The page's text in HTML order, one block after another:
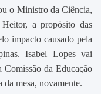
o Ministro da Ciência,
a propósito das
impacto causado pela
Isabel Lopes vai
da Educação
da mesa, novamente.